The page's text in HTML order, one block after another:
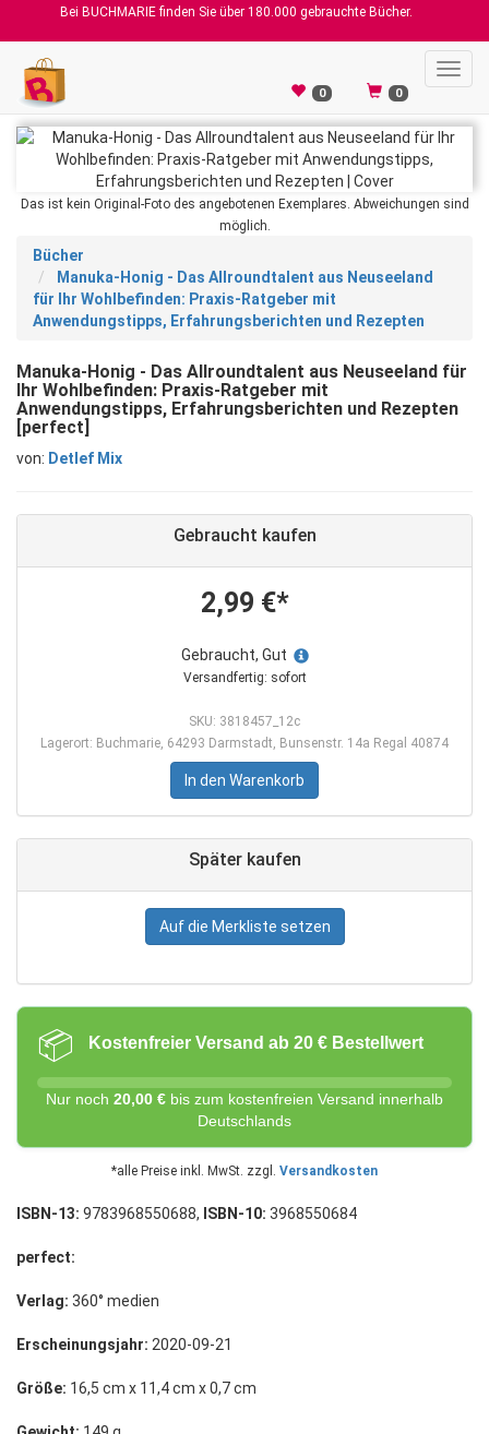
Bei BUCHMARIE finden Sie über 180.000 gebrauchte Bücher.
0 0
Das ist kein Original-Foto des angebotenen Exemplares. Abweichungen sind
möglich.
Bücher
Manuka-Honig - Das Allroundtalent aus Neuseeland
für Ihr Wohlbefinden: Praxis-Ratgeber mit
Anwendungstipps, Erfahrungsberichten und Rezepten
Manuka-Honig - Das Allroundtalent aus Neuseeland für
Ihr Wohlbefinden: Praxis-Ratgeber mit
Anwendungstipps, Erfahrungsberichten und Rezepten
[perfect]
von: Detlef Mix
Gebraucht kaufen
2,99 €*
Gebraucht, Gut
Versandfertig: sofort
SKU: 3818457_12c
Lagerort: Buchmarie, 64293 Darmstadt, Bunsenstr. 14a Regal 40874
In den Warenkorb
Später kaufen
Auf die Merkliste setzen
📦 Kostenfreier Versand ab 20 € Bestellwert
Nur noch 20,00 € bis zum kostenfreien Versand innerhalb
Deutschlands
*alle Preise inkl. MwSt. zzgl. Versandkosten
ISBN-13: 9783968550688, ISBN-10: 3968550684
perfect:
Verlag: 360° medien
Erscheinungsjahr: 2020-09-21
Größe: 16,5 cm x 11,4 cm x 0,7 cm